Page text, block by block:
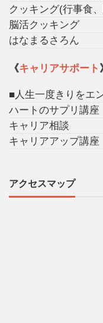
クッキング(行事食
脳活クッキング
はなまるさろん
《キャリアサポート
■人生一度きりをエ
ハートのサプリ講座
キャリア相談
キャリアアップ講座
アクセスマップ